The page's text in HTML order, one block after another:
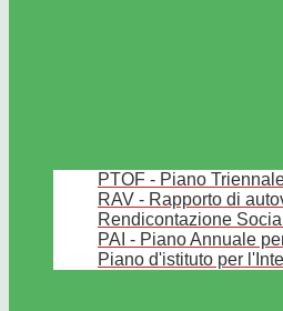
PTOF - Piano
RAV - Rapporto di
Rendicontazione
PAI - Piano Annuale
Piano d'istituto per